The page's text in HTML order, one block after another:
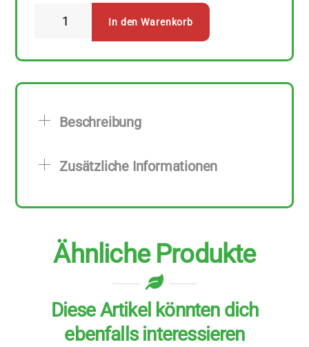
In den Warenkorb
Beschreibung
Zusätzliche Informationen
Ähnliche Produkte
Diese Artikel könnten dich
ebenfalls interessieren